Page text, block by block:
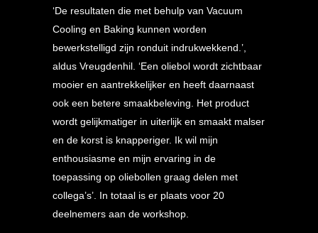
‘De resultaten die met behulp van Vacuum
Cooling en Baking kunnen worden
bewerkstelligd zijn ronduit indrukwekkend.’,
aldus Vreugdenhil. ‘Een oliebol wordt zichtbaar
mooier en aantrekkelijker en heeft daarnaast
ook een betere smaakbeleving. Het product
wordt gelijkmatiger in uiterlijk en smaakt malser
en de korst is knapperiger. Ik wil mijn
enthousiasme en mijn ervaring in de
toepassing op oliebollen graag delen met
collega’s’. In totaal is er plaats voor 20
deelnemers aan de workshop.